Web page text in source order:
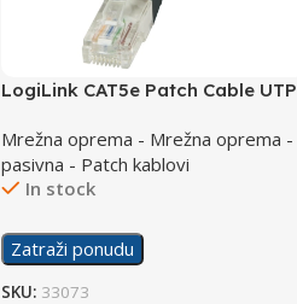
LogiLink CAT5e Patch Cable UTP
Mrežna oprema - Mrežna oprema -
pasivna - Patch kablovi
In stock
Zatraži ponudu
SKU: 33073